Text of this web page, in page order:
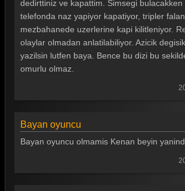
dedirttiniz ve kapattim. Simsegi bulacakken
telefonda naz yapiyor kapatiyor, tripler
mezbahanede uzerlerine kapi kilitleniyor.
olaylar olmadan anlatilabiliyor. Azicik
yazilsin lutfen baya. Bence bu dizi bu
omurlu olmaz.
Bayan oyuncu
Bayan oyuncu olmamis Kenan beyin